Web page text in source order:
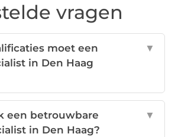
vragen
moet een
in Den Haag
▼
een betrouwbare
in Den Haag?
▼